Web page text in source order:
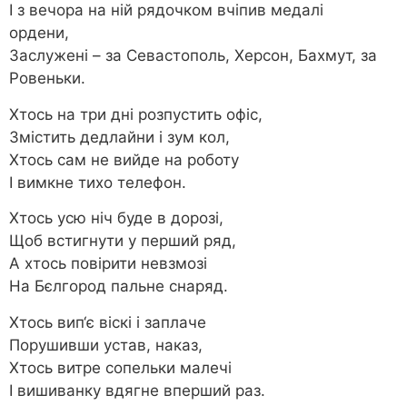
І з вечора на ній рядочком вчіпив медалі
ордени,
Заслужені – за Севастополь, Херсон, Бахмут, за
Ровеньки.
Хтось на три дні розпустить офіс,
Змістить дедлайни і зум кол,
Хтось сам не вийде на роботу
І вимкне тихо телефон.
Хтось усю ніч буде в дорозі,
Щоб встигнути у перший ряд,
А хтось повірити невзмозі
На Бєлгород пальне снаряд.
Хтось вип‘є віскі і заплаче
Порушивши устав, наказ,
Хтось витре сопельки малечі
І вишиванку вдягне вперший раз.